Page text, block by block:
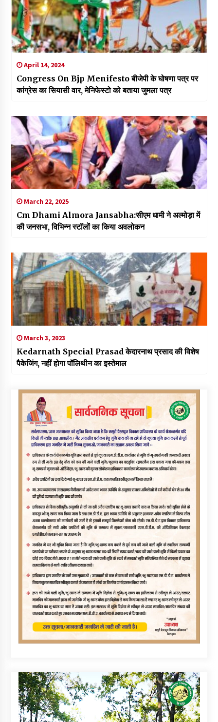
April 14, 2024
Congress On Bjp Menifesto बीजेपी के घोषणा पत्र पर
कांग्रेस का सियासी वार, मेनिफेस्टो को बताया जुमला पत्र
March 22, 2025
Cm Dhami Almora Jansabha:सीएम धामी ने अल्मोड़ा में
की जनसभा, विभिन्न स्टॉलों का किया अवलोकन
March 3, 2023
Kedarnath Special Prasad केदारनाथ प्रसाद की विशेष
पैकेजिंग, नहीं होगा पॉलिथीन का इस्तेमाल